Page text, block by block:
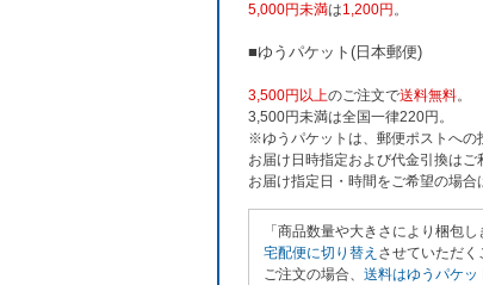
5,000円未満は1,200円 。
■ゆうパケット(日本郵便)
3,500円以上のご注文で送料無料。
3,500円未満は全国一律220円。
※ゆうパケットは、郵便ポストへの
お届け日時指定および代金引換はご
お届け指定日・時間をご希望の場合
「商品数量や大きさにより梱包し
宅配便に切り替え させていただ
ご注文の場合、 送料はゆうパケ